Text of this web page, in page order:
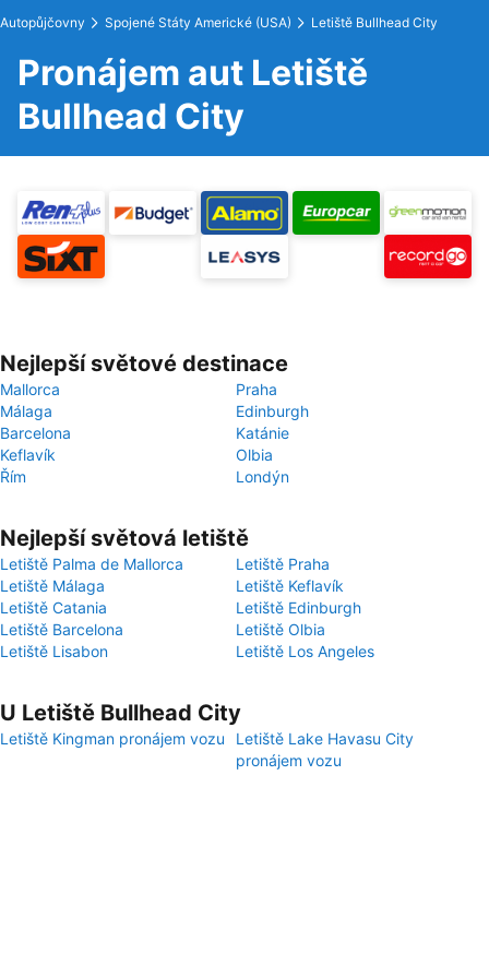
Autopůjčovny Spojené Státy Americké (USA) Letiště Bullhead City
Pronájem aut Letiště
Bullhead City
Nejlepší světové destinace
Mallorca
Praha
Málaga
Edinburgh
Barcelona
Katánie
Keflavík
Olbia
Řím
Londýn
Nejlepší světová letiště
Letiště Palma de Mallorca
Letiště Praha
Letiště Málaga
Letiště Keflavík
Letiště Catania
Letiště Edinburgh
Letiště Barcelona
Letiště Olbia
Letiště Lisabon
Letiště Los Angeles
U Letiště Bullhead City
Letiště Kingman pronájem vozu
Letiště Lake Havasu City
pronájem vozu